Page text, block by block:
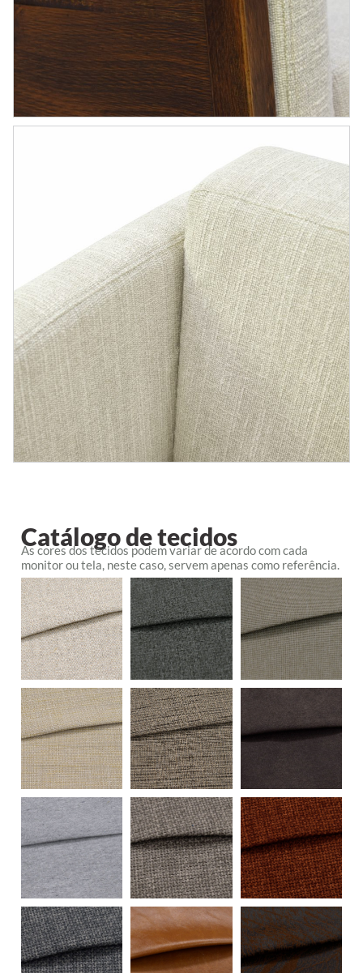
Catálogo de tecidos
As cores dos tecidos podem variar de acordo com cada
monitor ou tela, neste caso, servem apenas como referência.